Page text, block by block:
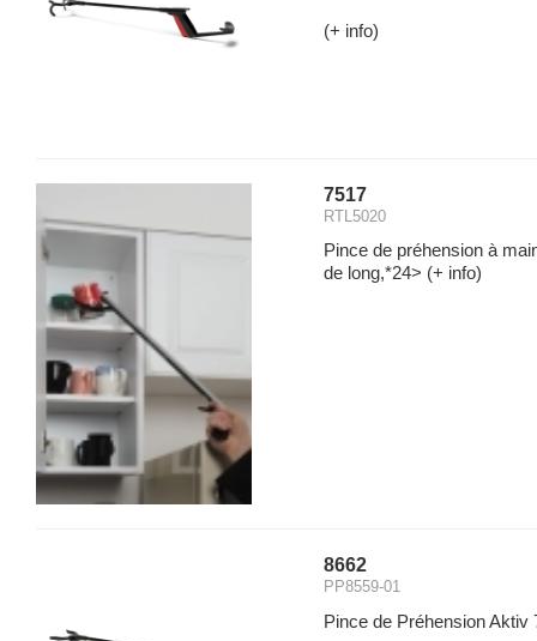
(+ info)
7517
RTL5020
Pince de préhension à
de long,*24> (+ info)
8662
PP8559-01
Pince de Préhension Aktiv